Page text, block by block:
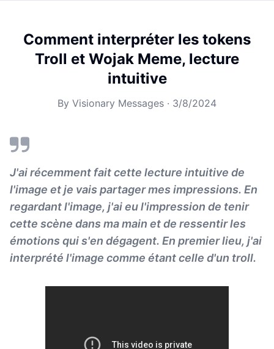
Comment interpréter les tokens
Troll et Wojak Meme, lecture
intuitive
By Visionary Messages · 3/8/2024
J'ai récemment fait cette lecture intuitive de
l'image et je vais partager mes impressions. En
regardant l'image, j'ai eu l'impression de tenir
cette scène dans ma main et de ressentir les
émotions qui s'en dégagent. En premier lieu, j'ai
interprété l'image comme étant celle d'un troll.